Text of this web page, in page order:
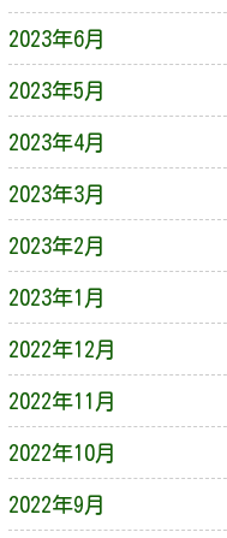
2023年6月
2023年5月
2023年4月
2023年3月
2023年2月
2023年1月
2022年12月
2022年11月
2022年10月
2022年9月